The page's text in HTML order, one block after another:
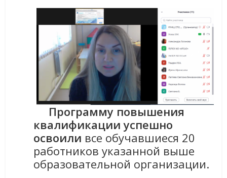
Программу повышения
квалификации успешно
освоили все обучавшиеся 20
работников указанной выше
образовательной организации.